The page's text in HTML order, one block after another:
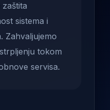
sistema i
Zahvaljujemo
tokom
servisa.